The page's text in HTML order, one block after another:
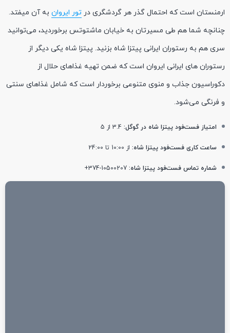
ارمنستان است که احتمال گذر هر گردشگری در تور ایروان به آن میفتد.
چنانچه شما هم طی مسیرتان به خیابان ماشتوتس برخوردید، می‌توانید
سری هم به رستوران ایرانی پیتزا شاه بزنید. پیتزا شاه یکی دیگر از
رستوران ‌های ایرانی ایروان است که ضمن تهیه غذاهای حلال از
دکوراسیون جذاب و منوی متنوعی برخوردار است که شامل غذاهای سنتی
و فرنگی می‌شود.
امتیاز فست‌فود پیتزا شاه در گوگل:
ساعت کاری فست‌فود پیتزا شاه: از 10:00 تا 24:00
شماره تماس فست‌فود پیتزا شاه: